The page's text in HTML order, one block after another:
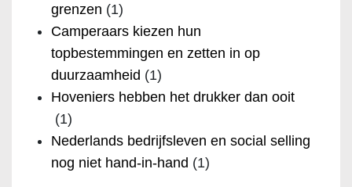
grenzen (1)
Camperaars kiezen hun
topbestemmingen en zetten in op
duurzaamheid (1)
Hoveniers hebben het drukker dan ooit
(1)
Nederlands bedrijfsleven en social selling
nog niet hand-in-hand (1)